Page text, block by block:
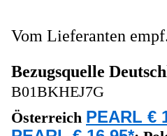
Vom Lieferanten
Bezugsquelle
B01BKHEJ7G
Österreich PEARL €